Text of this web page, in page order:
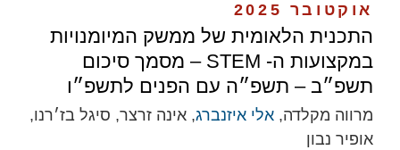
אוקטובר 2025
התכנית הלאומית של ממשק המיומנויות
במקצועות ה- STEM – מסמך סיכום
תשפ״ב – תשפ״ה עם הפנים לתשפ״ו
מרווה מקלדה, אלי איזנברג, אינה זרצר, סיגל בז׳רנו,
אופיר נבון